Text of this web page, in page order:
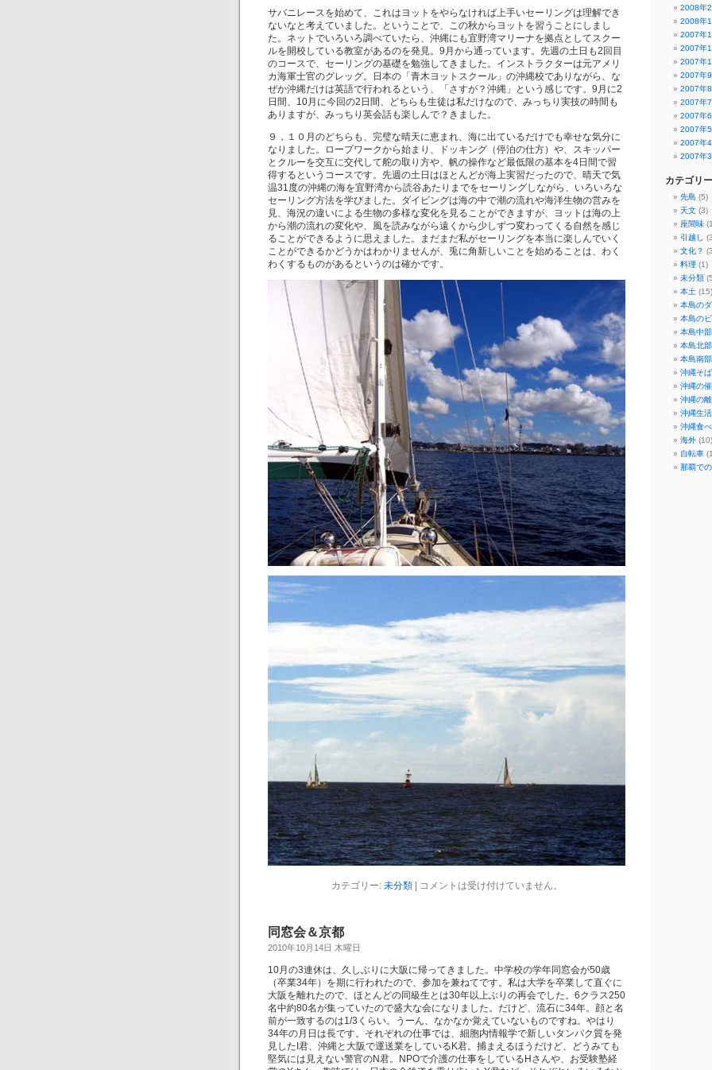
サバニレースを始めて、これはヨットをやらなければ上手いセーリングは理解でき
ないなと考えていました。ということで、この秋からヨットを習うことにしまし
た。ネットでいろいろ調べていたら、沖縄にも宜野湾マリーナを拠点としてスクー
ルを開校している教室があるのを発見。9月から通っています。先週の土日も2回目
のコースで、セーリングの基礎を勉強してきました。インストラクターは元アメリ
カ海軍士官のグレッグ。日本の「青木ヨットスクール」の沖縄校でありながら、な
ぜか沖縄だけは英語で行われるという、「さすが？沖縄」という感じです。9月に2
日間、10月に今回の2日間、どちらも生徒は私だけなので、みっちり実技の時間も
ありますが、みっちり英会話も楽しんで？きました。
９，１０月のどちらも、完璧な晴天に恵まれ、海に出ているだけでも幸せな気分に
なりました。ロープワークから始まり、ドッキング（停泊の仕方）や、スキッパー
とクルーを交互に交代して舵の取り方や、帆の操作など最低限の基本を4日間で習
得するというコースです。先週の土日はほとんどが海上実習だったので、晴天で気
温31度の沖縄の海を宜野湾から読谷あたりまでをセーリングしながら、いろいろな
セーリング方法を学びました。ダイビングは海の中で潮の流れや海洋生物の営みを
見、海況の違いによる生物の多様な変化を見ることができますが、ヨットは海の上
から潮の流れの変化や、風を読みながら遠くから少しずつ変わってくる自然を感じ
ることができるように思えました。まだまだ私がセーリングを本当に楽しんでいく
ことができるかどうかはわかりませんが、兎に角新しいことを始めることは、わく
わくするものがあるというのは確かです。
カテゴリー: 未分類| コメントは受け付けていません。
同窓会＆京都
2010年10月14日 木曜日
10月の3連休は、久しぶりに大阪に帰ってきました。中学校の学年同窓会が50歳
（卒業34年）を期に行われたので、参加を兼ねてです。私は大学を卒業して直ぐに
大阪を離れたので、ほとんどの同級生とは30年以上ぶりの再会でした。6クラス250
名中約80名が集っていたので盛大な会になりました。だけど、流石に34年。顔と名
前が一致するのは1/3くらい。うーん、なかなか覚えていないものですね。やはり
34年の月日は長です。それぞれの仕事では、細胞内情報学で新しいタンパク質を発
見したI君、沖縄と大阪で運送業をしているK君。捕まえるほうだけど、どうみても
堅気には見えない警官のN君。NPOで介護の仕事をしているHさんや、お受験塾経
2008年2
2008年1
2007年
2007年
2007年
2007年9
2007年8
2007年7
2007年6
2007年5
2007年4
2007年3
カテゴリー
先島 (5)
天文 (3)
座間味
引越し
文化？
料理 (1)
未分類
本土 (15)
本島の
本島の
本島中
本島北
本島南
沖縄そば
沖縄の催
沖縄の
沖縄生活
沖縄食
海外 (10)
自転車
那覇で